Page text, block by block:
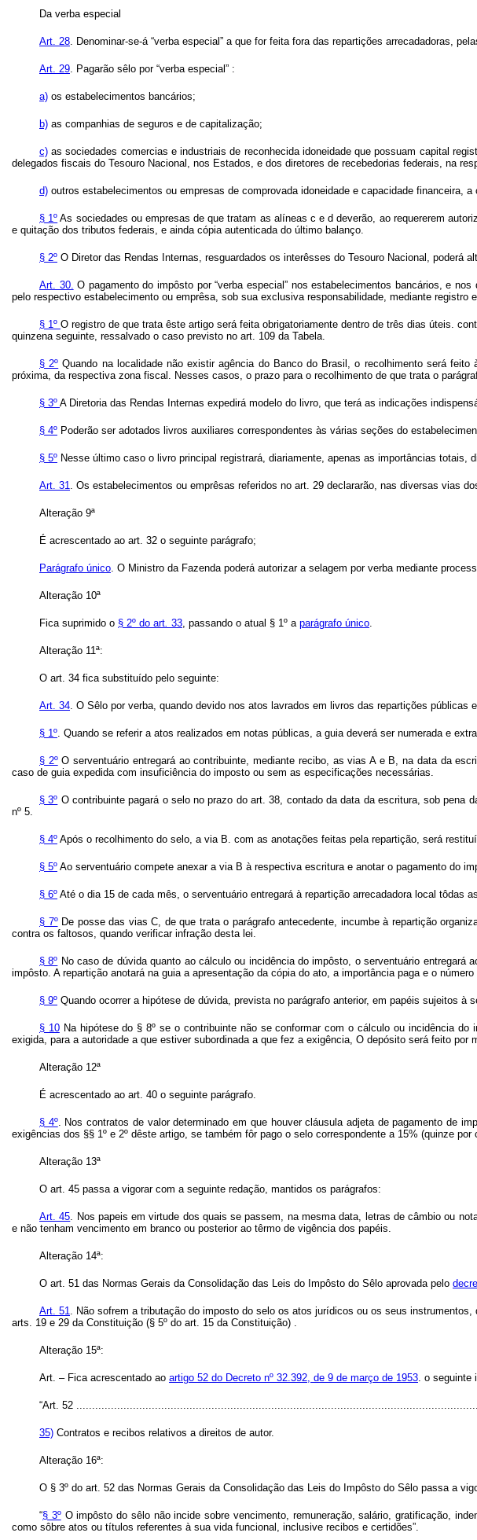
Da verba especial
Art. 28. Denominar-se-á “verba especial” a que for feita fora das repartições arrecadadoras,
Art. 29. Pagarão sêlo por “verba especial” :
a) os estabelecimentos bancários;
b) as companhias de seguros e de capitalização;
c) as sociedades comercias e industriais de reconhecida idoneidade que possuam capital
delegados fiscais do Tesouro Nacional, nos Estados, e dos diretores de recebedorias federais, na
d) outros estabelecimentos ou empresas de comprovada idoneidade e capacidade financeira,
§ 1º As sociedades ou empresas de que tratam as alíneas c e d deverão, ao requererem
e quitação dos tributos federais, e ainda cópia autenticada do último balanço.
§ 2º O Diretor das Rendas Internas, resguardados os interêsses do Tesouro Nacional, poderá
Art. 30. O pagamento do impôsto por “verba especial” nos estabelecimentos bancários, e
pelo respectivo estabelecimento ou emprêsa, sob sua exclusiva responsabilidade, mediante
§ 1º O registro de que trata êste artigo será feita obrigatoriamente dentro de três dias úteis.
quinzena seguinte, ressalvado o caso previsto no art. 109 da Tabela.
§ 2º Quando na localidade não existir agência do Banco do Brasil, o recolhimento será
próxima, da respectiva zona fiscal. Nesses casos, o prazo para o recolhimento de que trata o
§ 3º A Diretoria das Rendas Internas expedirá modelo do livro, que terá as indicações
§ 4º Poderão ser adotados livros auxiliares correspondentes às várias seções do
§ 5º Nesse último caso o livro principal registrará, diariamente, apenas as importâncias totais,
Art. 31. Os estabelecimentos ou emprêsas referidos no art. 29 declararão, nas diversas vias
Alteração 9ª
É acrescentado ao art. 32 o seguinte parágrafo;
Parágrafo único. O Ministro da Fazenda poderá autorizar a selagem por verba mediante
Alteração 10ª
Fica suprimido o § 2º do art. 33, passando o atual § 1º a parágrafo único.
Alteração 11ª:
O art. 34 fica substituído pelo seguinte:
Art. 34. O Sêlo por verba, quando devido nos atos lavrados em livros das repartições públicas
§ 1º. Quando se referir a atos realizados em notas públicas, a guia deverá ser numerada e
§ 2ºO serventuário entregará ao contribuinte, mediante recibo, as vias A e B, na data da
caso de guia expedida com insuficiência do imposto ou sem as especificações necessárias.
§ 3º O contribuinte pagará o selo no prazo do art. 38, contado da data da escritura, sob
nº 5.
§ 4º Após o recolhimento do selo, a via B. com as anotações feitas pela repartição, será
§ 5º Ao serventuário compete anexar a via B à respectiva escritura e anotar o pagamento do
§ 6º Até o dia 15 de cada mês, o serventuário entregará à repartição arrecadadora local tôdas
§ 7ºDe posse das vias C, de que trata o parágrafo antecedente, incumbe à repartição
contra os faltosos, quando verificar infração desta lei.
§ 8º No caso de dúvida quanto ao cálculo ou incidência do impôsto, o serventuário
impôsto. A repartição anotará na guia a apresentação da cópia do ato, a importância paga e o
§ 9º Quando ocorrer a hipótese de dúvida, prevista no parágrafo anterior, em papéis sujeitos
§ 10Na hipótese do § 8º se o contribuinte não se conformar com o cálculo ou incidência
exigida, para a autoridade a que estiver subordinada a que fez a exigência, O depósito será feito
Alteração 12ª
É acrescentado ao art. 40 o seguinte parágrafo.
§ 4º. Nos contratos de valor determinado em que houver cláusula adjeta de pagamento de
exigências dos §§ 1º e 2º dêste artigo, se também fôr pago o selo correspondente a 15% (quinze
Alteração 13ª
O art. 45 passa a vigorar com a seguinte redação, mantidos os parágrafos:
Art. 45. Nos papeis em virtude dos quais se passem, na mesma data, letras de câmbio ou
e não tenham vencimento em branco ou posterior ao têrmo de vigência dos papéis.
Alteração 14ª:
O art. 51 das Normas Gerais da Consolidação das Leis do Impôsto do Sêlo aprovada pelo
Art. 51. Não sofrem a tributação do imposto do selo os atos jurídicos ou os seus
arts. 19 e 29 da Constituição (§ 5º do art. 15 da Constituição) .
Alteração 15ª:
Art. – Fica acrescentado ao artigo 52 do Decreto nº 32.392, de 9 de março de 1953. o seguinte
“Art. 52
35) Contratos e recibos relativos a direitos de autor.
Alteração 16ª:
O § 3º do art. 52 das Normas Gerais da Consolidação das Leis do Impôsto do Sêlo passa a
“§ 3ºO impôsto do sêlo não incide sobre vencimento, remuneração, salário, gratificação,
como sôbre atos ou títulos referentes à sua vida funcional, inclusive recibos e certidões”.